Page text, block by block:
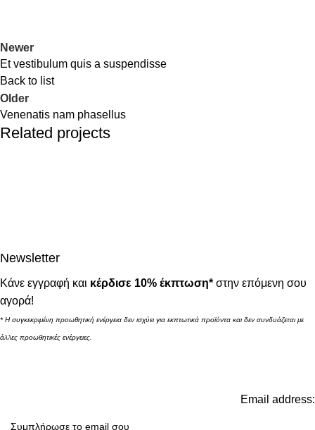
Newer
Et vestibulum quis a suspendisse
Back to list
Older
Venenatis nam phasellus
Related projects
Newsletter
Κάνε εγγραφή και κέρδισε 10% έκπτωση* στην επόμενη σου
αγορά!
* Η συγκεκριμένη προωθητική ενέργεια δεν ισχύει για εκπτωτικά προϊόντα και δεν συνδυάζεται με
άλλες προωθητικές ενέργειες.
Email address: